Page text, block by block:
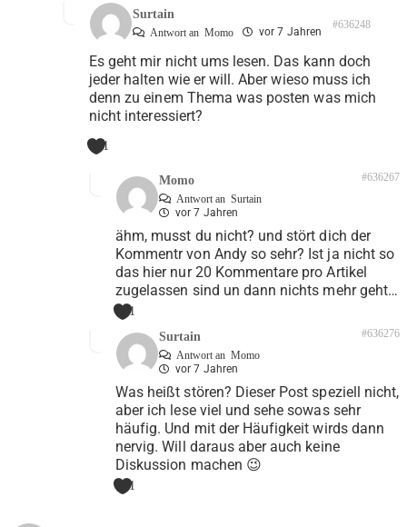
Surtain
Antwort an Momo vor 7 Jahren
#636248
Es geht mir nicht ums lesen. Das kann doch
jeder halten wie er will. Aber wieso muss ich
denn zu einem Thema was posten was mich
nicht interessiert?
1
Momo
Antwort an Surtain
vor 7 Jahren
#636267
ähm, musst du nicht? und stört dich der
Kommentr von Andy so sehr? Ist ja nicht so
das hier nur 20 Kommentare pro Artikel
zugelassen sind un dann nichts mehr geht…
1
Surtain
Antwort an Momo
vor 7 Jahren
#636276
Was heißt stören? Dieser Post speziell nicht,
aber ich lese viel und sehe sowas sehr
häufig. Und mit der Häufigkeit wirds dann
nervig. Will daraus aber auch keine
Diskussion machen 😉
1